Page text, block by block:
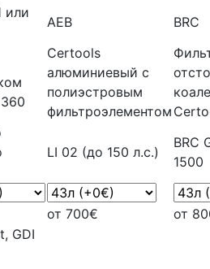
или
AEB BRC
Certools
алюминиевый с
полиэстровым
фильтроэлементом
LI 02 (до 150 л.с.)
BRC
1500
от 700€
от
GDI